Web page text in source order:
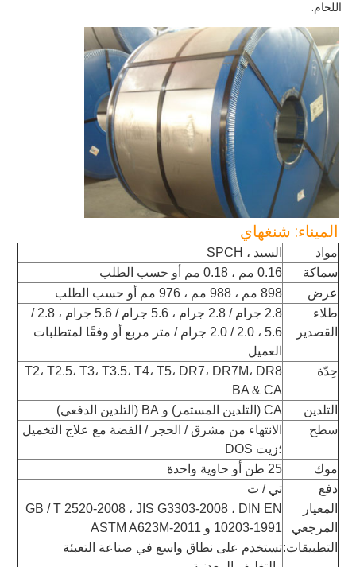
اللحام.
الميناء: شنغهاي
مواد
السيد ، SPCH
سماكة
0.16 مم ، 0.18 مم أو حسب الطلب
عرض
898 مم ، 988 مم ، 976 مم أو حسب الطلب
طلاء
القصدير
2.8 جرام / 2.8 جرام ، 5.6 جرام / 5.6 جرام ، 2.8 /
5.6 ، 2.0 / 2.0 جرام / متر مربع أو وفقًا لمتطلبات
العميل
حِدّة
T2، T2.5، T3، T3.5، T4، T5، DR7، DR7M، DR8
BA & CA
التلدين
CA (التلدين المستمر) و BA (التلدين الدفعي)
سطح
الانتهاء من مشرق / الحجر / الفضة مع علاج التخميل
؛زيت DOS
موك
25 طن أو حاوية واحدة
دفع
تي / ت
المعيار
المرجعي
GB / T 2520-2008 ، JIS G3303-2008 ، DIN EN
10203-1991 و ASTM A623M-2011
التطبيقات:تستخدم على نطاق واسع في صناعة التعبئة